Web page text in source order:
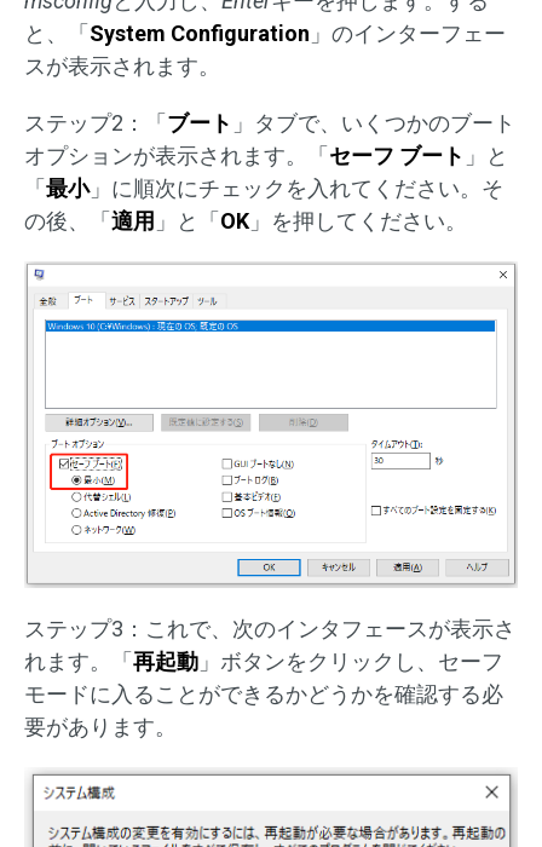
と、「System Configuration 」のインターフェー
スが表示されます。
ステップ2：「ブート 」タブで、いくつかのブート
オプションが表示されます。「セーフ ブート 」と
「最小」に順次にチェックを入れてください。そ
の後、「適用 」と「OK 」を押してください。
ステップ3：これで、次のインタフェースが表示さ
れます。「 再起動 」ボタンをクリックし、セーフ
モードに入ることができるかどうかを確認する必
要があります。